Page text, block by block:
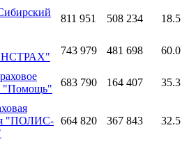
811 951 508 234 18.5
743 979 481 698 60.0
"Помощь"
683 790 164 407 35.3
"ПОЛИС- 664 820 367 843 32.5